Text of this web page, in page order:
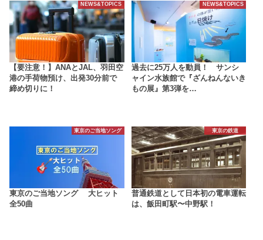
NEWS&TOPICS
【要注意！】ANAとJAL、羽田空
港の手荷物預け、出発30分前で
締め切りに！
NEWS&TOPICS
過去に25万人を動員！ サンシ
ャイン水族館で『ざんねんないき
もの展』第3弾を…
東京のご当地ソング
東京のご当地ソング 大ヒット
全50曲
東京の鉄道
普通鉄道として日本初の電車運転
は、飯田町駅〜中野駅！